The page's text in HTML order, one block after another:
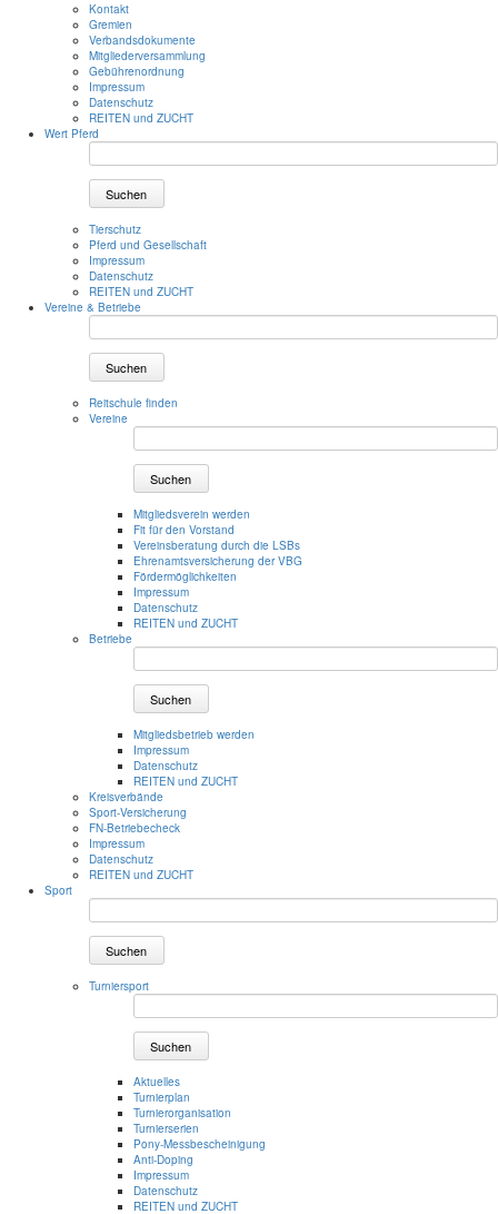
Kontakt
Gremien
Verbandsdokumente
Mitgliederversammlung
Gebührenordnung
Impressum
Datenschutz
REITEN und ZUCHT
Wert Pferd
Suchen
Tierschutz
Pferd und Gesellschaft
Impressum
Datenschutz
REITEN und ZUCHT
Vereine & Betriebe
Suchen
Reitschule finden
Vereine
Suchen
Mitgliedsverein werden
Fit für den Vorstand
Vereinsberatung durch die LSBs
Ehrenamtsversicherung der VBG
Fördermöglichkeiten
Impressum
Datenschutz
REITEN und ZUCHT
Betriebe
Suchen
Mitgliedsbetrieb werden
Impressum
Datenschutz
REITEN und ZUCHT
Kreisverbände
Sport-Versicherung
FN-Betriebecheck
Impressum
Datenschutz
REITEN und ZUCHT
Sport
Suchen
Turniersport
Suchen
Aktuelles
Turnierplan
Turnierorganisation
Turnierserien
Pony-Messbescheinigung
Anti-Doping
Impressum
Datenschutz
REITEN und ZUCHT